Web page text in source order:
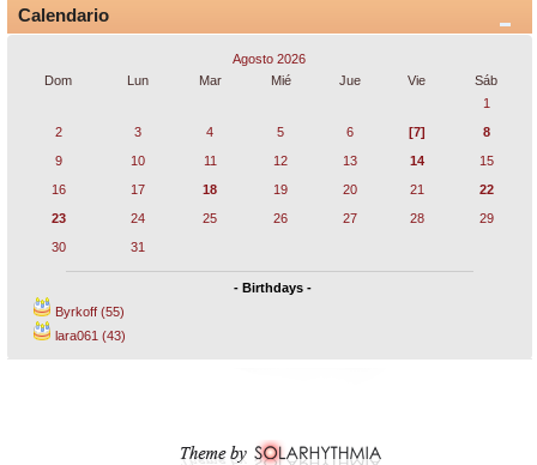
Calendario
Agosto 2026
Dom
Lun Mar Mié Jue Vie
Sáb
1
2
3 4 5 6 [7]
8
9
10 11 12 13 14
15
16
17 18 19 20 21
22
23
24 25 26 27 28
29
30
31
- Birthdays -
Byrkoff (55)
lara061 (43)